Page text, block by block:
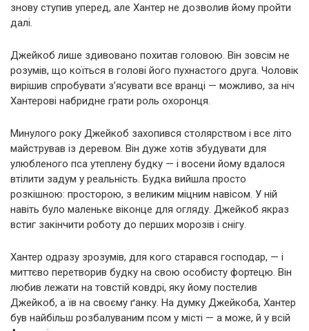
знову ступив уперед, але Хантер не дозволив йому пройти
далі.
Джейкоб лише здивовано похитав головою. Він зовсім не
розумів, що коїться в голові його пухнастого друга. Чоловік
вирішив спробувати з’ясувати все вранці — можливо, за ніч
Хантерові набридне грати роль охоронця.
Минулого року Джейкоб захопився столярством і все літо
майстрував із деревом. Він дуже хотів збудувати для
улюбленого пса утеплену будку — і восени йому вдалося
втілити задум у реальність. Будка вийшла просто
розкішною: просторою, з великим міцним навісом. У ній
навіть було маленьке віконце для огляду. Джейкоб якраз
встиг закінчити роботу до перших морозів і снігу.
Хантер одразу зрозумів, для кого старався господар, — і
миттєво перетворив будку на свою особисту фортецю. Він
любив лежати на товстій ковдрі, яку йому постелив
Джейкоб, а їв на своєму ґанку. На думку Джейкоба, Хантер
був найбільш розбалуваним псом у місті — а може, й у всій